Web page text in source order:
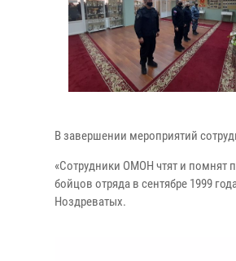
В завершении мероприятий
«Сотрудники ОМОН чтят и помнят
бойцов отряда в сентябре 1999
Ноздреватых.